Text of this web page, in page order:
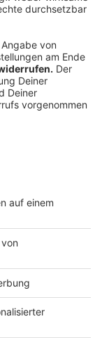
Eltern am
Str. 98
15
Dienstag,
73
19 Uhr
am
8
Dienstag,
25
und Eltern